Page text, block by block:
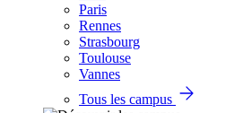
Paris
Rennes
Strasbourg
Toulouse
Vannes
Tous les campus